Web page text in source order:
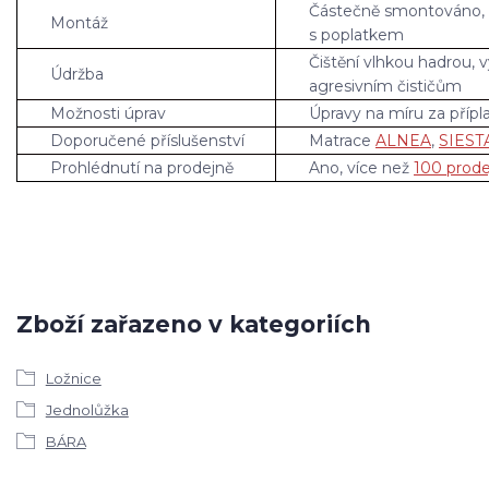
Montáž
Částečně
s poplatkem
Údržba
Čištění vlhkou hadrou,
agresivním čističům
Možnosti úprav
Úpravy na míru za
Doporučené příslušenství
Matrace ALNEA,
Prohlédnutí na prodejně
Ano, více než 100
Zboží zařazeno v kategoriích
Ložnice
Jednolůžka
BÁRA